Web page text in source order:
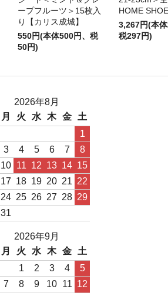
ープフルーツ＞15枚入
り【カリス成城】
550円(本体500円、税
50円)
HOME
3,267円(本
税297円)
2026年8月
月 火 水 木 金
土
1
3 4 5 6 7
8
10 11 12 13 14 15
17 18 19 20 21 22
24 25 26 27 28 29
31
2026年9月
月 火 水 木 金
土
1
2 3 4
5
7 8 9 10 11 12